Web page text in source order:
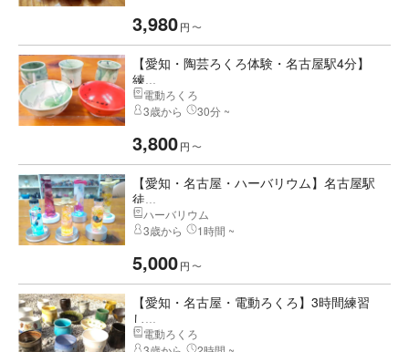
3,980円 〜
【愛知・陶芸ろくろ体験・名古屋駅4分】
練...
電動ろくろ
3歳から
30分 ~
3,800円 〜
【愛知・名古屋・ハーバリウム】名古屋駅
徒...
ハーバリウム
3歳から
1時間 ~
5,000円 〜
【愛知・名古屋・電動ろくろ】3時間練習
し...
電動ろくろ